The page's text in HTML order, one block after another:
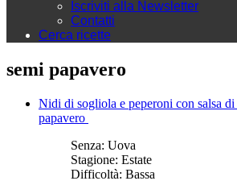
Iscriviti alla Newsletter
Contatti
Cerca ricette
semi papavero
Nidi di sogliola e peperoni con salsa
papavero
Senza: Uova
Stagione: Estate
Difficoltà: Bassa